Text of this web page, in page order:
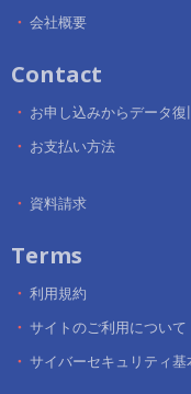
会社概要
Contact
お申し込みからデータ復
お支払い方法
資料請求
Terms
利用規約
サイトのご利用について
サイバーセキュリティ基